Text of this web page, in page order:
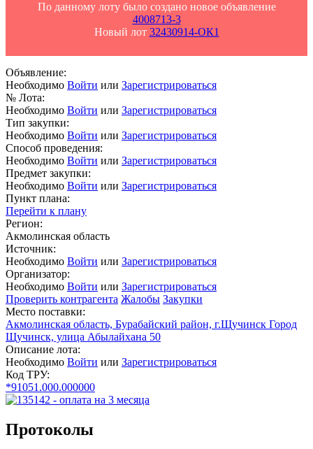
По данному лоту было создано новое объявление
4008713-3
Новый лот 32430914-ОК1
Объявление:
Необходимо Войти или Зарегистрироваться
№ Лота:
Необходимо Войти или Зарегистрироваться
Тип закупки:
Необходимо Войти или Зарегистрироваться
Способ проведения:
Необходимо Войти или Зарегистрироваться
Предмет закупки:
Необходимо Войти или Зарегистрироваться
Пункт плана:
Перейти к плану
Регион:
Акмолинская область
Источник:
Необходимо Войти или Зарегистрироваться
Организатор:
Необходимо Войти или Зарегистрироваться
Проверить контрагента Жалобы Закупки
Место поставки:
Акмолинская область, Бурабайский район, г.Щучинск Город
Щучинск, улица Абылайхана 50
Описание лота:
Необходимо Войти или Зарегистрироваться
Код ТРУ:
*91051.000.000000
Протоколы